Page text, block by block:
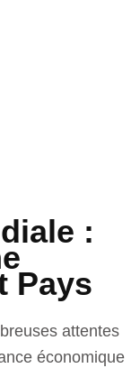
:
Pays
attentes
économique